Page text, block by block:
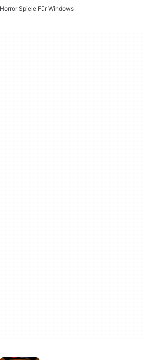
Horror Spiele Für Windows